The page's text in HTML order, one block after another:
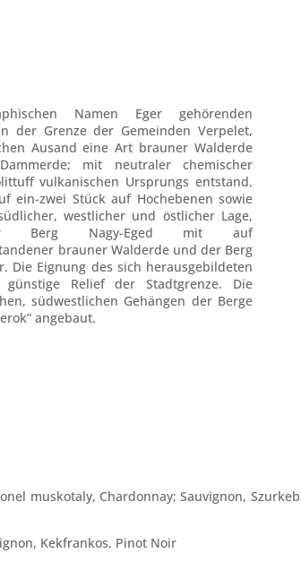
Namen Eger gehörenden
der Grenze der Gemeinden Verpelet,
Ausand eine Art brauner Walderde
mit neutraler chemischer
vulkanischen Ursprungs entstand.
ein-zwei Stück auf Hochebenen sowie
westlicher und östlicher Lage,
Berg Nagy-Eged mit auf
brauner Walderde und der Berg
Die Eignung des sich herausgebildeten
Relief der Stadtgrenze. Die
südwestlichen Gehängen der Berge
angebaut.
muskotaly, Chardonnay; Sauvignon,
Kekfrankos, Pinot Noir